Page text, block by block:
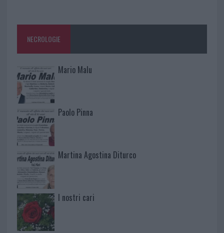
NECROLOGIE
Mario Malu
Paolo Pinna
Martina Agostina Diturco
I nostri cari